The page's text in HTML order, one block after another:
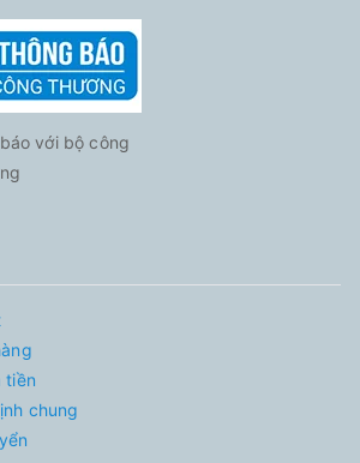
với bộ công
tiền
chung